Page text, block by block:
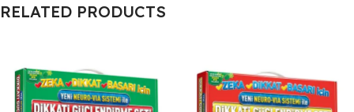
RELATED PRODUCTS